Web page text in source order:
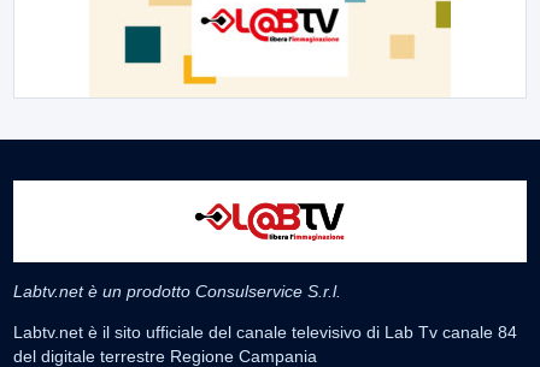
Labtv.net è un prodotto Consulservice S.r.l.
Labtv.net è il sito ufficiale del canale televisivo di Lab Tv canale 84
del digitale terrestre Regione Campania